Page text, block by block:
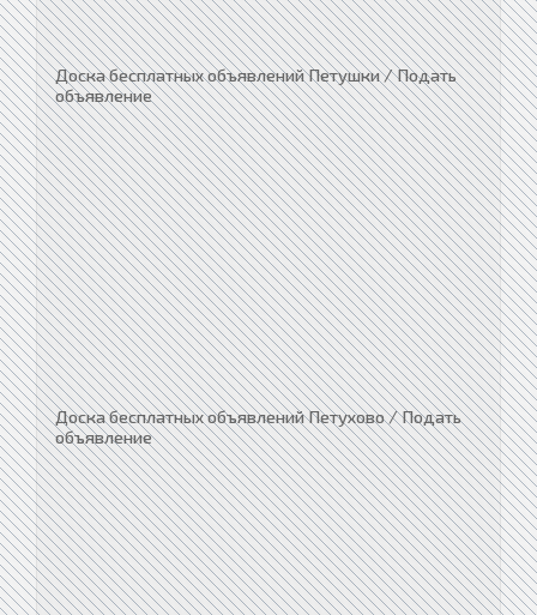
Доска бесплатных объявлений Петушки / Подать
объявление
Доска бесплатных объявлений Петухово / Подать
объявление